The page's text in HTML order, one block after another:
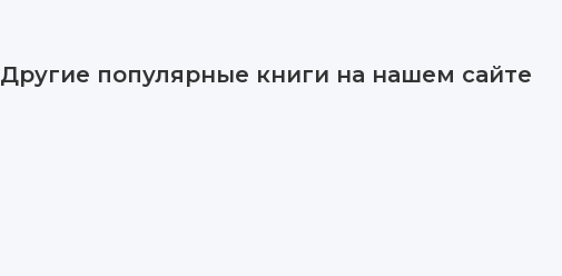
Другие популярные книги на нашем сайте